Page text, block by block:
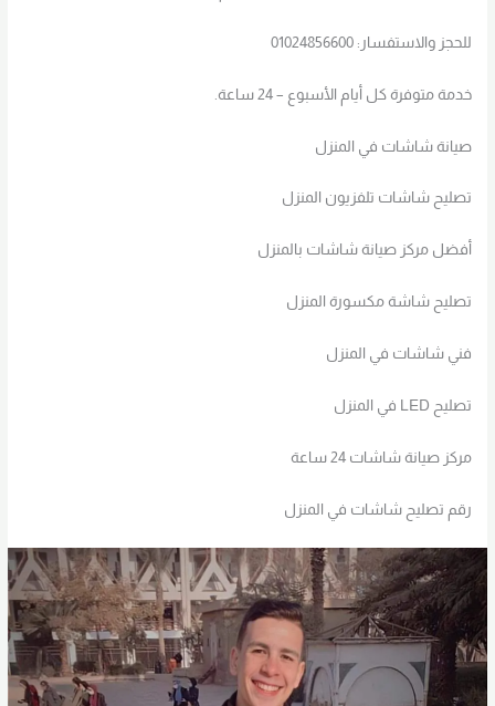
للحجز والاستفسار: 01024856600
خدمة متوفرة كل أيام الأسبوع – 24 ساعة.
صيانة شاشات في المنزل
تصليح شاشات تلفزيون المنزل
أفضل مركز صيانة شاشات بالمنزل
تصليح شاشة مكسورة المنزل
فني شاشات في المنزل
تصليح LED في المنزل
مركز صيانة شاشات 24 ساعة
رقم تصليح شاشات في المنزل